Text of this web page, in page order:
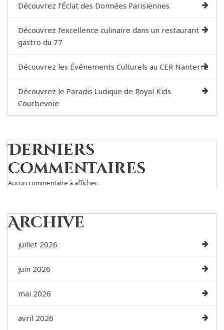
Découvrez l’Éclat des Données Parisiennes
Découvrez l’excellence culinaire dans un restaurant
gastro du 77
Découvrez les Événements Culturels au CER Nanterre
Découvrez le Paradis Ludique de Royal Kids
Courbevoie
Derniers
commentaires
Aucun commentaire à afficher.
Archive
juillet 2026
juin 2026
mai 2026
avril 2026